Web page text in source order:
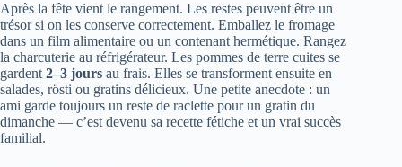
Après la fête vient le rangement. Les restes peuvent être un
trésor si on les conserve correctement. Emballez le fromage
dans un film alimentaire ou un contenant hermétique. Rangez
la charcuterie au réfrigérateur. Les pommes de terre cuites se
gardent 2–3 jours au frais. Elles se transforment ensuite en
salades, rösti ou gratins délicieux. Une petite anecdote : un
ami garde toujours un reste de raclette pour un gratin du
dimanche — c’est devenu sa recette fétiche et un vrai succès
familial.